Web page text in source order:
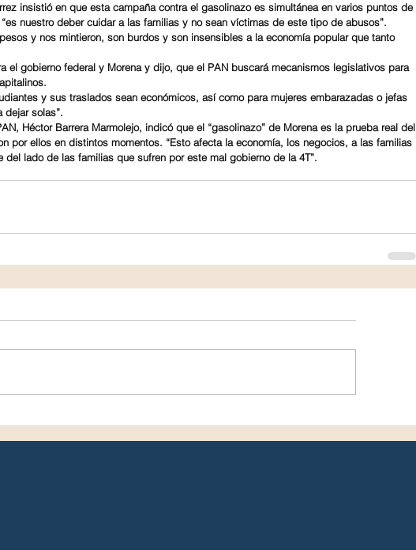
insistió en que esta campaña contra el gasolinazo es simultánea en varios puntos de
nuestro deber cuidar a las familias y no sean víctimas de este tipo de abusos”.
y nos mintieron, son burdos y son insensibles a la economía popular que tanto
el gobierno federal y Morena y dijo, que el PAN buscará mecanismos legislativos para
y sus traslados sean económicos, así como para mujeres embarazadas o jefas
dejar solas”.
Héctor Barrera Marmolejo, indicó que el “gasolinazo” de Morena es la prueba real del
por ellos en distintos momentos. “Esto afecta la economía, los negocios, a las familias
del lado de las familias que sufren por este mal gobierno de la 4T”.